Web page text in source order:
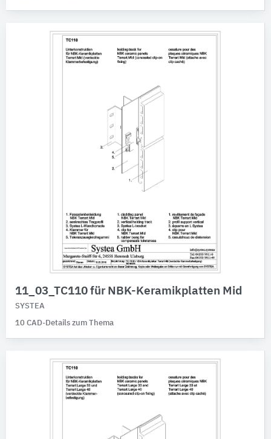
11_03_TC110 für NBK-Keramikplatten Mid
SYSTEA
10 CAD-Details zum Thema